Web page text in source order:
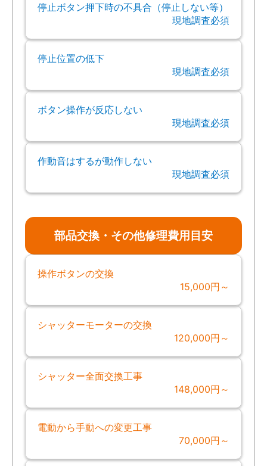
停止ボタン押下時の不具合（停止しない等）
現地調査必須
停止位置の低下
現地調査必須
ボタン操作が反応しない
現地調査必須
作動音はするが動作しない
現地調査必須
部品交換・その他修理費用目安
操作ボタンの交換
15,000円～
シャッターモーターの交換
120,000円～
シャッター全面交換工事
148,000円～
電動から手動への変更工事
70,000円～